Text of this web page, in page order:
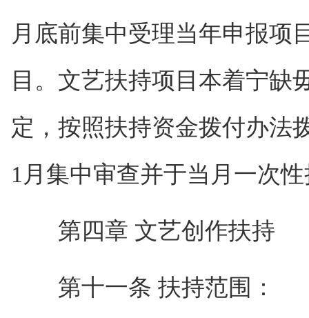
月底前集中受理当年申报项
目。文艺扶持项目本着宁缺
定，按照扶持资金拨付办法
1月集中审查并于当月一次
第四章 文艺创作扶持
第十一条 扶持范围：